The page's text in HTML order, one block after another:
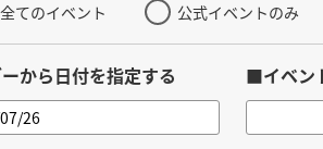
全てのイベント 公式イベントのみ
から日付を指定する ■イベン